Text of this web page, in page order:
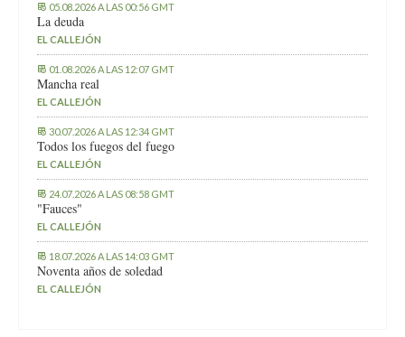
05.08.2026 A LAS 00:56 GMT
La deuda
EL CALLEJÓN
01.08.2026 A LAS 12:07 GMT
Mancha real
EL CALLEJÓN
30.07.2026 A LAS 12:34 GMT
Todos los fuegos del fuego
EL CALLEJÓN
24.07.2026 A LAS 08:58 GMT
"Fauces"
EL CALLEJÓN
18.07.2026 A LAS 14:03 GMT
Noventa años de soledad
EL CALLEJÓN